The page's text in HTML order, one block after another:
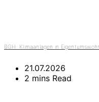
BGH: Klimaanlagen in
21.07.2026
2 mins Read